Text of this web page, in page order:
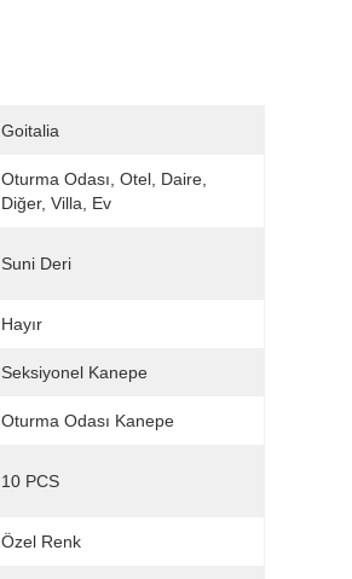
Goitalia
Oturma Odası, Otel, Daire,
Diğer, Villa, Ev
Suni Deri
Hayır
Seksiyonel Kanepe
Oturma Odası Kanepe
10 PCS
Özel Renk